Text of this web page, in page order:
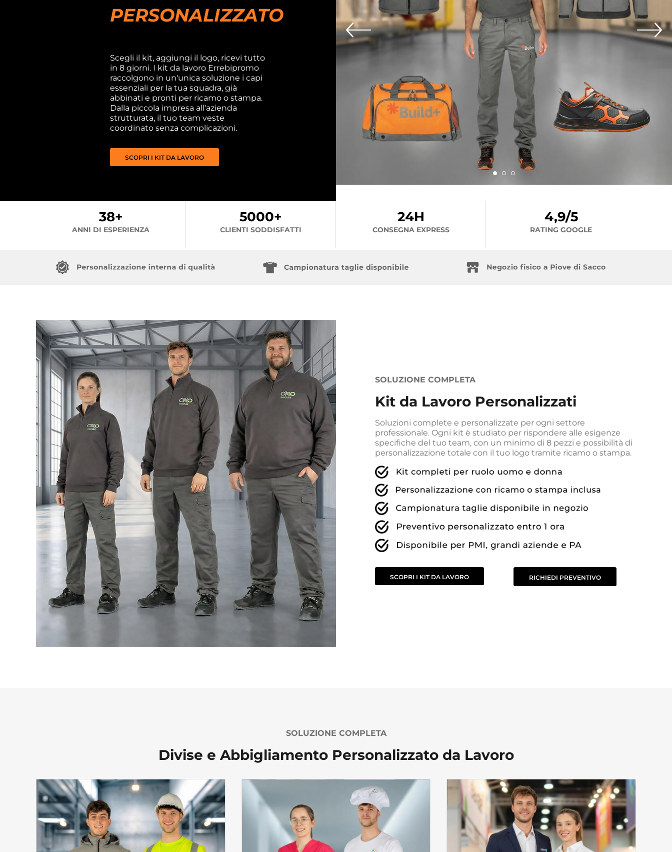
PERSONALIZZATO
Scegli il kit, aggiungi il logo, ricevi tutto
in 8 giorni. I kit da lavoro Errebipromo
raccolgono in un'unica soluzione i capi
essenziali per la tua squadra, già
abbinati e pronti per ricamo o stampa.
Dalla piccola impresa all'azienda
strutturata, il tuo team veste
coordinato senza complicazioni.
SCOPRI I KIT DA LAVORO
38+
ANNI DI ESPERIENZA
5000+
CLIENTI SODDISFATTI
24H
CONSEGNA EXPRESS
4,9/5
RATING GOOGLE
SOLUZIONE COMPLETA
Kit da Lavoro Personalizzati
Soluzioni complete e personalizzate per ogni settore
professionale. Ogni kit è studiato per rispondere alle esigenze
specifiche del tuo team, con un minimo di 8 pezzi e possibilità di
personalizzazione totale con il tuo logo tramite ricamo o stampa.
SCOPRI I KIT DA LAVORO RICHIEDI PREVENTIVO
SOLUZIONE COMPLETA
Divise e Abbigliamento Personalizzato da Lavoro